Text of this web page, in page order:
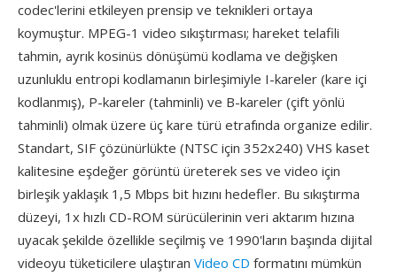
codec'lerini etkileyen prensip ve teknikleri ortaya
koymuştur. MPEG-1 video sıkıştırması; hareket telafili
tahmin, ayrık kosinüs dönüşümü kodlama ve değişken
uzunluklu entropi kodlamanın birleşimiyle I-kareler (kare içi
kodlanmış), P-kareler (tahminli) ve B-kareler (çift yönlü
tahminli) olmak üzere üç kare türü etrafında organize edilir.
Standart, SIF çözünürlükte (NTSC için 352x240) VHS kaset
kalitesine eşdeğer görüntü üreterek ses ve video için
birleşik yaklaşık 1,5 Mbps bit hızını hedefler. Bu sıkıştırma
düzeyi, 1x hızlı CD-ROM sürücülerinin veri aktarım hızına
uyacak şekilde özellikle seçilmiş ve 1990'ların başında dijital
videoyu tüketicilere ulaştıran Video CD formatını mümkün